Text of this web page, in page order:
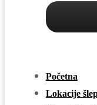
Početna
Lokacije